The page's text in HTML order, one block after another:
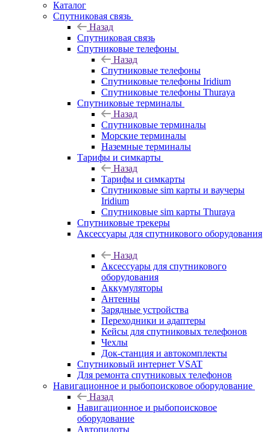
Каталог
Спутниковая связь
Назад
Спутниковая связь
Спутниковые телефоны
Назад
Спутниковые телефоны
Спутниковые телефоны Iridium
Спутниковые телефоны Thuraya
Спутниковые терминалы
Назад
Спутниковые терминалы
Морские терминалы
Наземные терминалы
Тарифы и симкарты
Назад
Тарифы и симкарты
Спутниковые sim карты и ваучеры
Iridium
Спутниковые sim карты Thuraya
Спутниковые трекеры
Аксессуары для спутникового оборудования
Назад
Аксессуары для спутникового
оборудования
Аккумуляторы
Антенны
Зарядные устройства
Переходники и адаптеры
Кейсы для спутниковых телефонов
Чехлы
Док-станция и автокомплекты
Спутниковый интернет VSAT
Для ремонта спутниковых телефонов
Навигационное и рыбопоисковое оборудование
Назад
Навигационное и рыбопоисковое
оборудование
Автопилоты